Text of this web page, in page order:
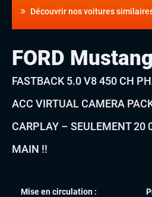
Découvrir nos voitures
FORD Mustang
FASTBACK 5.0 V8 450 CH
ACC VIRTUAL CAMERA
CARPLAY – SEULEMENT 20
MAIN !!
Mise en circulation :